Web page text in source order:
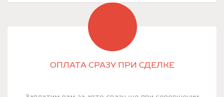
ОПЛАТА СРАЗУ ПРИ СДЕЛКЕ